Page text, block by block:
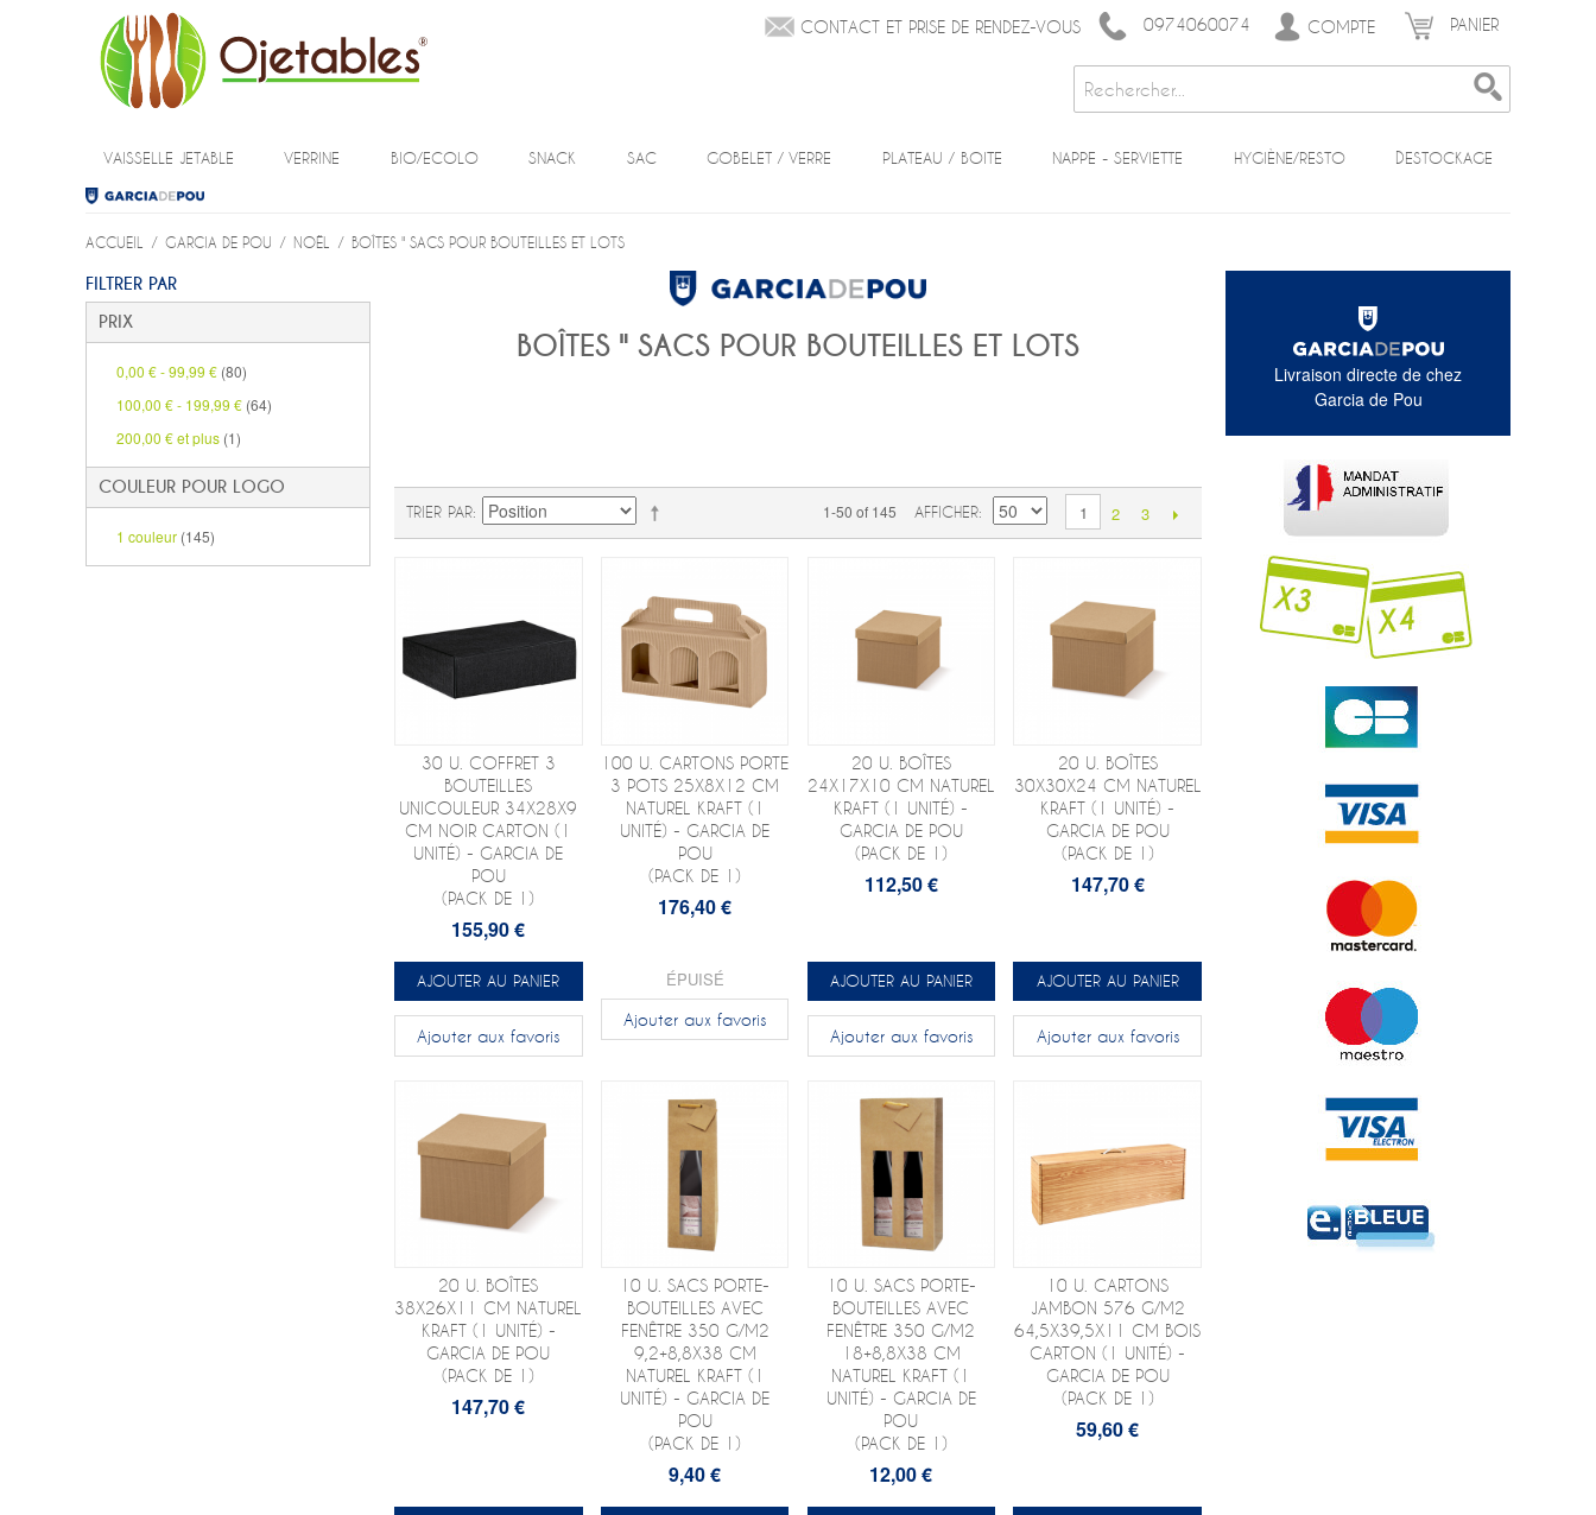
CONTACT ET PRISE DE RENDEZ-VOUS 0974060074 COMPTE PANIER
VAISSELLE JETABLE VERRINE BIO/ECOLO SNACK SAC GOBELET / VERRE PLATEAU / BOITE NAPPE - SERVIETTE HYGIÈNE/RESTO DESTOCKAGE
ACCUEIL / GARCIA DE POU / NOËL / BOÎTES " SACS POUR BOUTEILLES ET LOTS
FILTRER PAR
PRIX
0,00 €-99,99 € (80)
100,00 €- 199,99 € (64)
200,00 €et plus (1)
COULEUR POUR LOGO
1 couleur (145)
BOÎTES " SACS POUR BOUTEILLES ET LOTS
TRIER PAR 1-50 of 145 AFFICHER 1 2 3
30 U. COFFRET 3
BOUTEILLES
UNICOULEUR 34X28X9
CM NOIR CARTON (1
UNITÉ) - GARCIA DE
POU
(PACK DE 1)
155,90 €
AJOUTER AU PANIER
Ajouter aux favoris
100 U. CARTONS PORTE
3 POTS 25X8X12 CM
NATUREL KRAFT (1
UNITÉ) - GARCIA DE
POU
(PACK DE 1)
176,40 €
ÉPUISÉ
Ajouter aux favoris
20 U. BOÎTES
24X17X10 CM NATUREL
KRAFT (1 UNITÉ) -
GARCIA DE POU
(PACK DE 1)
112,50 €
AJOUTER AU PANIER
Ajouter aux favoris
20 U. BOÎTES
30X30X24 CM NATUREL
KRAFT (1 UNITÉ) -
GARCIA DE POU
(PACK DE 1)
147,70 €
AJOUTER AU PANIER
Ajouter aux favoris
20 U. BOÎTES
38X26X11 CM NATUREL
KRAFT (1 UNITÉ) -
GARCIA DE POU
(PACK DE 1)
147,70 €
10 U. SACS PORTE-
BOUTEILLES AVEC
FENÊTRE 350 G/M2
9,2+8,8X38 CM
NATUREL KRAFT (1
UNITÉ) - GARCIA DE
POU
(PACK DE 1)
9,40 €
10 U. SACS PORTE-
BOUTEILLES AVEC
FENÊTRE 350 G/M2
18+8,8X38 CM
NATUREL KRAFT (1
UNITÉ) - GARCIA DE
POU
(PACK DE 1)
12,00 €
10 U. CARTONS
JAMBON 576 G/M2
64,5X39,5X11 CM BOIS
CARTON (1 UNITÉ) -
GARCIA DE POU
(PACK DE 1)
59,60 €
Livraison directe de chez
Garcia de Pou